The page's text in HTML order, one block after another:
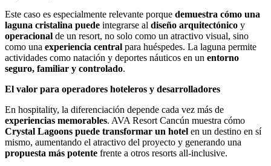
Este caso es especialmente relevante porque demuestra cómo una
laguna cristalina puede integrarse al diseño arquitectónico y
operacional de un resort, no solo como un atractivo visual, sino
como una experiencia central para huéspedes. La laguna permite
actividades como natación y deportes náuticos en un entorno
seguro, familiar y controlado.
El valor para operadores hoteleros y desarrolladores
En hospitality, la diferenciación depende cada vez más de
experiencias memorables. AVA Resort Cancún muestra cómo
Crystal Lagoons puede transformar un hotel en un destino en sí
mismo, aumentando el atractivo del proyecto y generando una
propuesta más potente frente a otros resorts all-inclusive.